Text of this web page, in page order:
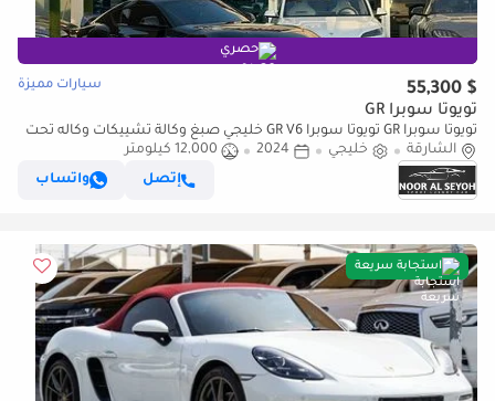
حصري
$ 55,300 سيارات مميزة
تويوتا سوبرا GR
تويوتا سوبرا GR تويوتا سوبرا GR V6 خليجي صبغ وكالة تشييكات وكاله تحت
الضمان جير عادى بحاله ممتازه
الشارقة خليجي 2024
12,000 كيلومتر
إتصل
واتساب
استجابة سريعة